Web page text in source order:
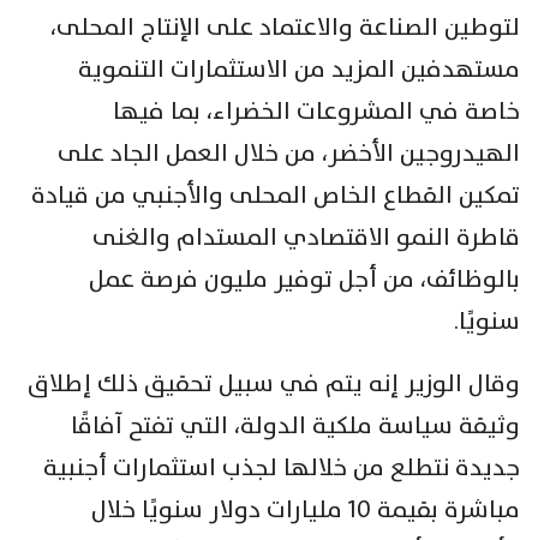
لتوطين الصناعة والاعتماد على الإنتاج المحلى،
مستهدفين المزيد من الاستثمارات التنموية
خاصة في المشروعات الخضراء، بما فيها
الهيدروجين الأخضر، من خلال العمل الجاد على
تمكين القطاع الخاص المحلى والأجنبي من قيادة
قاطرة النمو الاقتصادي المستدام والغنى
بالوظائف، من أجل توفير مليون فرصة عمل
سنويًا.
وقال الوزير إنه يتم في سبيل تحقيق ذلك إطلاق
وثيقة سياسة ملكية الدولة، التي تفتح آفاقًا
جديدة نتطلع من خلالها لجذب استثمارات أجنبية
مباشرة بقيمة ١٠ مليارات دولار سنويًا خلال